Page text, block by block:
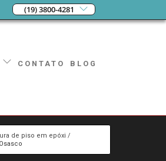
(19) 3800-4281
CONTATO BLOG
de piso em epóxi